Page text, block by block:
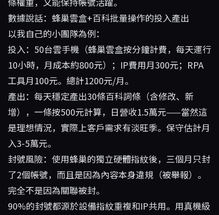
數據說話：蜂巢雲盒+百科批量操作的投入產出
以我自己的小團隊為例：
投入：50台雲手機（蜂巢雲盒按分鐘計費，每天運行
10小時，月成本約800元）；IP費用月300元；RPA
工具月100元。總計1200元/月。
產出：每天穩定產出30條百科詞條（含修改、新
增），一條按500元計算，日營收1.5萬元——當然這
是理想情況，實際上客戶需求有淡旺季。保守估計月
入3-5萬元。
封號風險：使用蜂巢的獨立硬體指紋後，三個月只封
了2個帳號，而且是因為內容本身違規（被舉報）。
完全不是因為關聯被封。
90%的封號都源於設備指紋重複和IP共用。用真機級